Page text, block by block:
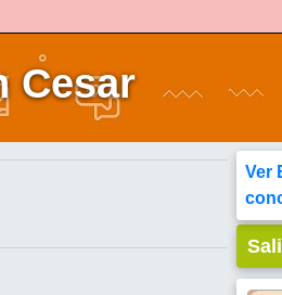
Cesar
Ver